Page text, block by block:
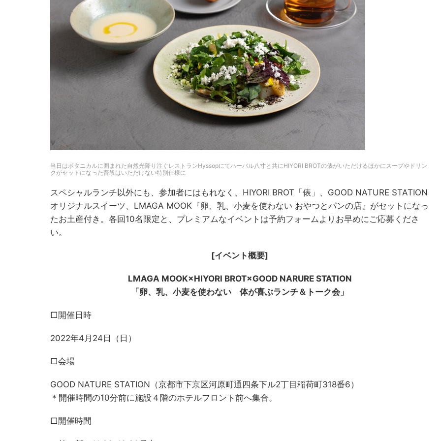
当日はボタニカルに囲まれた自然光降り注ぐレストランHyssopにてハーバル八寸と共にHIYORI BROTの俵がいただけるほかにスープやドリン
クがセットになった普段はいただけない特別仕様に
スペシャルランチ以外にも、参加者にはもれなく、HIYORI BROT「俵」、GOOD NATURE STATION
オリジナルスイーツ、LMAGA MOOK『卵、乳、小麦を使わない おやつとパンの店』がセットになっ
たお土産付き。各回10名限定と、プレミアムなイベントは予約フォームよりお早めにご応募くださ
い。
[イベント概要]
LMAGA MOOK×HIYORI BROT×GOOD NARURE STATION
「卵、乳、小麦を使わない 体が喜ぶランチ＆トーク会」
□開催日時
2022年4月24日（日）
□会場
GOOD NATURE STATION（京都市下京区河原町通四条下ル2丁目稲荷町318番6）
＊開催時間の10分前に施設４階のホテルフロント前へ集合。
□開催時間